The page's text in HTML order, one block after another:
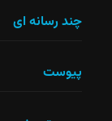
نباید
چند رسانه ای
پیوست